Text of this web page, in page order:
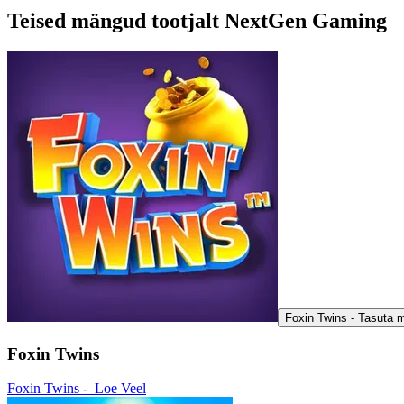
Teised mängud tootjalt NextGen Gaming
Foxin Twins - Tasuta
Foxin Twins
Foxin Twins - Loe Veel